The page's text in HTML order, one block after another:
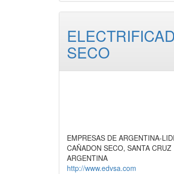
SECO
EMPRESAS DE ARGENTINA-
CAÑADON SECO, SANTA CRUZ
ARGENTINA
http://www.edvsa.com